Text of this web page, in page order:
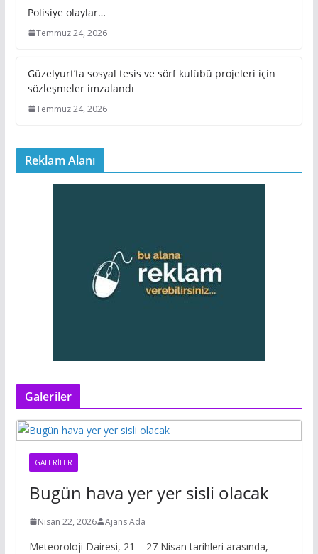
Polisiye olaylar…
Temmuz 24, 2026
Güzelyurt’ta sosyal tesis ve sörf kulübü projeleri için
sözleşmeler imzalandı
Temmuz 24, 2026
Reklam Alanı
Galeriler
GALERILER
Bugün hava yer yer sisli olacak
Nisan 22, 2026 Ajans Ada
Meteoroloji Dairesi, 21 – 27 Nisan tarihleri arasında,